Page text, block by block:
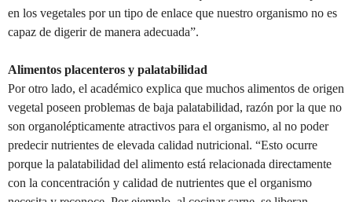
en los vegetales por un tipo de enlace que nuestro organismo no es
capaz de digerir de manera adecuada”.
Alimentos placenteros y palatabilidad
Por otro lado, el académico explica que muchos alimentos de origen
vegetal poseen problemas de baja palatabilidad, razón por la que no
son organolépticamente atractivos para el organismo, al no poder
predecir nutrientes de elevada calidad nutricional. “Esto ocurre
porque la palatabilidad del alimento está relacionada directamente
con la concentración y calidad de nutrientes que el organismo